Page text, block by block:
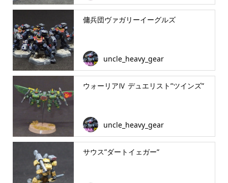
傭兵団ヴァガリーイーグルズ
uncle_heavy_gear
ウォーリアⅣ デュエリスト”ツインズ”
uncle_heavy_gear
サウス”ダートイェガー”